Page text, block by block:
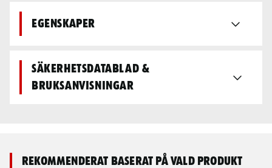
Egenskaper
Säkerhetsdatablad &
bruksanvisningar
Rekommenderat baserat på vald produkt